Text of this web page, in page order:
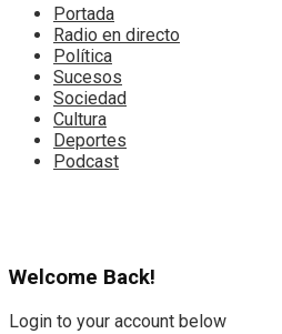
Portada
Radio en directo
Política
Sucesos
Sociedad
Cultura
Deportes
Podcast
Welcome Back!
Login to your account below